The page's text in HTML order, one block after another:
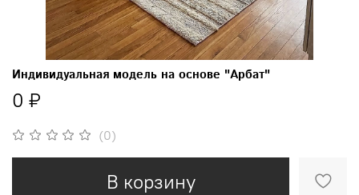
(0)
Индивидуальная модель на основе "Арбат"
0 ₽
В корзину